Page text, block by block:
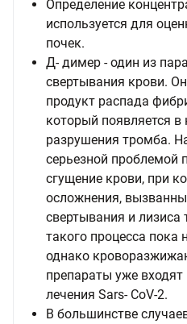
Определение
используется для
почек.
Д- димер - один из
свертывания крови.
продукт распада
который появляется в
разрушения тромба.
серьезной проблемой
сгущение крови, при
осложнения,
свертывания и
такого процесса пока
однако
препараты уже
лечения Sars- CoV-2.
В большинстве